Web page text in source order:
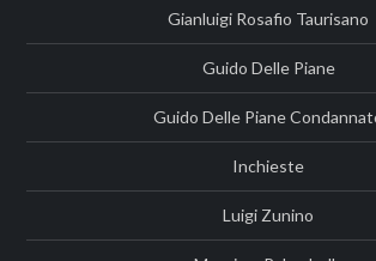
Gianluigi Rosafio Taurisano
Guido Delle Piane
Guido Delle Piane
Inchieste
Luigi Zunino